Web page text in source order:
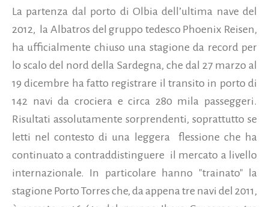
La partenza dal porto di Olbia dell’ultima nave del
2012, la Albatros del gruppo tedesco Phoenix Reisen,
ha ufficialmente chiuso una stagione da record per
lo scalo del nord della Sardegna, che dal 27 marzo al
19 dicembre ha fatto registrare il transito in porto di
142 navi da crociera e circa 280 mila passeggeri.
Risultati assolutamente sorprendenti, soprattutto se
letti nel contesto di una leggera flessione che ha
continuato a contraddistinguere il mercato a livello
internazionale. In particolare hanno "trainato" la
stagione Porto Torres che, da appena tre navi del 2011,